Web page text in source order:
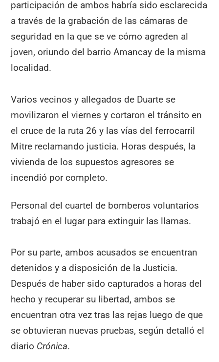
participación de ambos habría sido esclarecida
a través de la grabación de las cámaras de
seguridad en la que se ve cómo agreden al
joven, oriundo del barrio Amancay de la misma
localidad.
Varios vecinos y allegados de Duarte se
movilizaron el viernes y cortaron el tránsito en
el cruce de la ruta 26 y las vías del ferrocarril
Mitre reclamando justicia. Horas después, la
vivienda de los supuestos agresores se
incendió por completo.
Personal del cuartel de bomberos voluntarios
trabajó en el lugar para extinguir las llamas.
Por su parte, ambos acusados se encuentran
detenidos y a disposición de la Justicia.
Después de haber sido capturados a horas del
hecho y recuperar su libertad, ambos se
encuentran otra vez tras las rejas luego de que
se obtuvieran nuevas pruebas, según detalló el
diario Crónica.